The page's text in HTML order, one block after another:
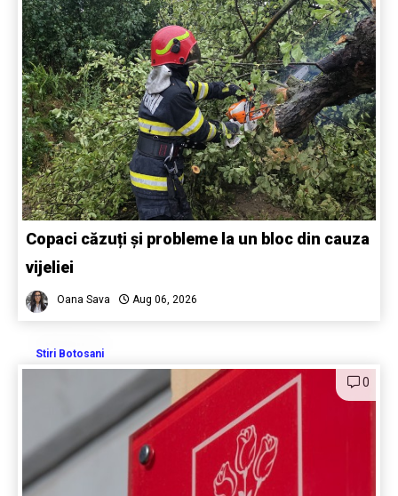
Copaci căzuți și probleme la un bloc din cauza
vijeliei
Oana Sava Aug 06, 2026
Stiri Botosani
0